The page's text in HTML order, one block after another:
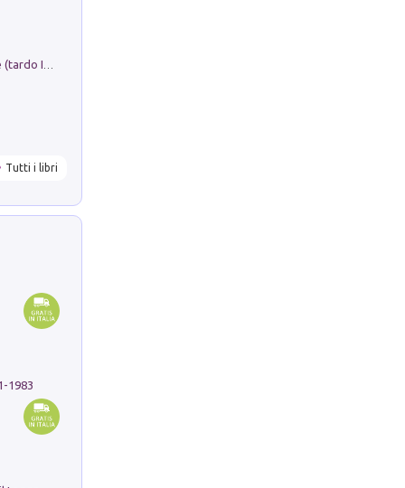
Tutti i libri
1983